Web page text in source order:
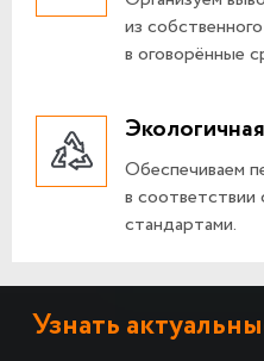
из
в оговорённые
Обеспечиваем
в соответствии
стандартами.
Узнать